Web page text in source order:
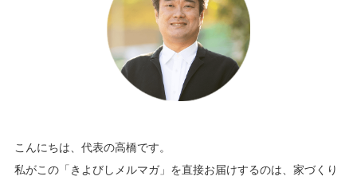
こんにちは、代表の高橋です。
私がこの「きよびしメルマガ」を直接お届けするのは、家づくり